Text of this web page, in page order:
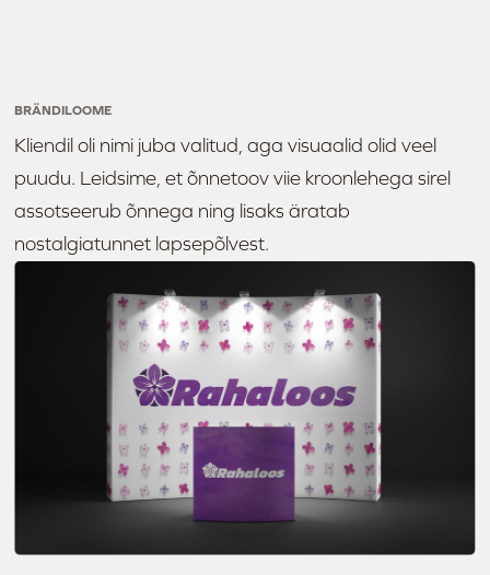
BRÄNDILOOME
Kliendil oli nimi juba valitud, aga visuaalid olid veel
puudu. Leidsime, et õnnetoov viie kroonlehega sirel
assotseerub õnnega ning lisaks äratab
nostalgiatunnet lapsepõlvest.